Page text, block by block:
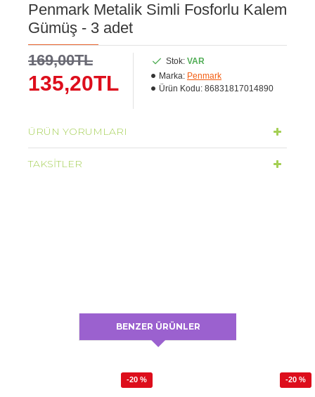
Penmark Metalik Simli Fosforlu Kalem
Gümüş - 3 adet
135,20TL
169,00TL Stok: VAR
Marka: Penmark
Ürün Kodu: 86831817014890
ÜRÜN YORUMLARI
TAKSITLER
BENZER ÜRÜNLER
-20 % -20 %